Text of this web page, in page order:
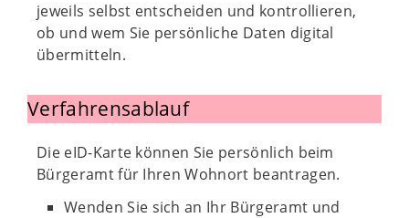
jeweils selbst entscheiden und kontrollieren,
ob und wem Sie persönliche Daten digital
übermitteln.
Verfahrensablauf
Die eID-Karte können Sie persönlich beim
Bürgeramt für Ihren Wohnort beantragen.
Wenden Sie sich an Ihr Bürgeramt und